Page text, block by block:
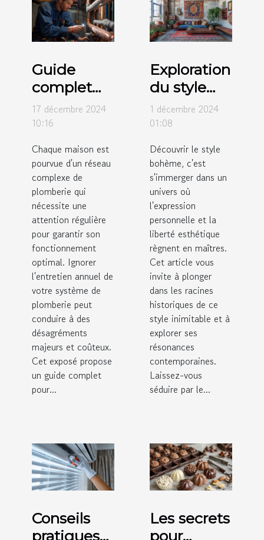
Guide
complet
pour
l'entretien
votre
système
de
plomberie
17 décembre 2024
10:16
Chaque maison est
pourvue d'un réseau
complexe de
plomberie qui
nécessite une
attention régulière
pour garantir son
fonctionnement
optimal. Ignorer
l'entretien annuel de
votre système de
plomberie peut
conduire à des
désagréments
majeurs et coûteux.
Cet exposé propose
un guide complet
pour...
Exploration
du style
bohème :
origines et
modernes
1 décembre 2024
01:08
Découvrir le style
bohème, c'est
s'immerger dans un
univers où
l'expression
personnelle et la
liberté esthétique
règnent en maîtres.
Cet article vous
invite à plonger
dans les racines
historiques de ce
style inimitable et à
explorer ses
résonances
contemporaines.
Laissez-vous
séduire par le...
Conseils
pratiques
Les secrets
pour